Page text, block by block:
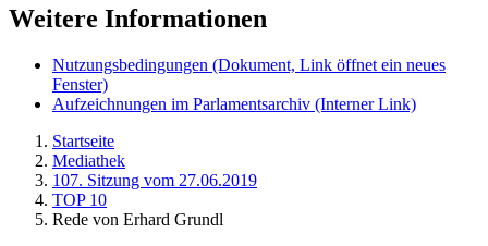
Weitere Informationen
Nutzungsbedingungen (Dokument, Link öffnet ein neues
Fenster)
Aufzeichnungen im Parlamentsarchiv (Interner Link)
Startseite
Mediathek
107. Sitzung vom 27.06.2019
TOP 10
Rede von Erhard Grundl